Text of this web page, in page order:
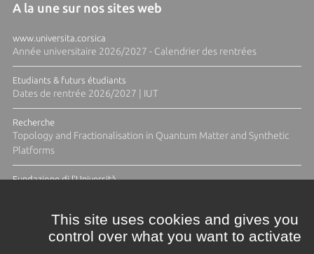
A la une sur nos sites web
www.universita.corsica
Année universitaire 2026/2027 - Calendrier des rentrées
Etudiants & futurs étudiants
Dates de rentrée 2026/2027 | IUT
Recherche
Topology and Fractionalisation in Quantum Matter and Synthetic
Platforms
Fundazione di l'Università
This site uses cookies and gives you
control over what you want to activate